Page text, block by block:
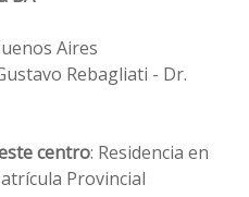
Aires
Rebagliati - Dr.
centro: Residencia en
Provincial